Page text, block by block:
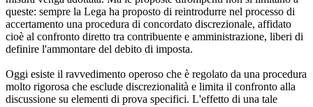
queste: sempre la Lega ha proposto di reintrodurre nel processo di
accertamento una procedura di concordato discrezionale, affidato
cioè al confronto diretto tra contribuente e amministrazione, liberi di
definire l'ammontare del debito di imposta.
Oggi esiste il ravvedimento operoso che è regolato da una procedura
molto rigorosa che esclude discrezionalità e limita il confronto alla
discussione su elementi di prova specifici. L'effetto di una tale